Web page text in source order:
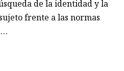
de la identidad y la
frente a las normas